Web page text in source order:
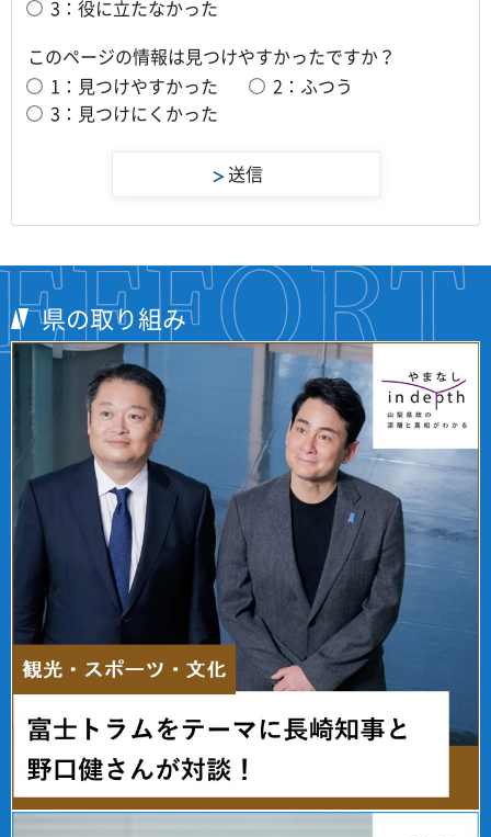
3：役に立たなかった
このページの情報は見つけやすかったですか？
1：見つけやすかった
2：ふつう
3：見つけにくかった
県の取り組み